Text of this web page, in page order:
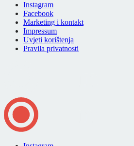
Instagram
Facebook
Marketing i kontakt
Impressum
Uvjeti korištenja
Pravila privatnosti